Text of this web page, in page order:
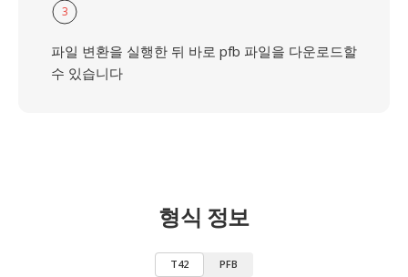
3
파일 변환을 실행한 뒤 바로 pfb 파일을 다운로드할
수 있습니다
형식 정보
T42 PFB